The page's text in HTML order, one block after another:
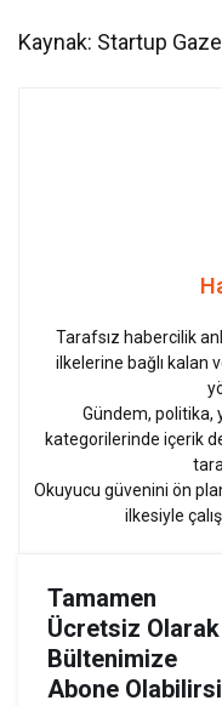
Kaynak: Startup
Tarafsız habercilik
ilkelerine bağlı kalan
Gündem,
kategorilerinde içerik
Okuyucu güvenini ön
ilkesiyle
Tamamen
Ücretsiz Olarak
Bültenimize
Abone